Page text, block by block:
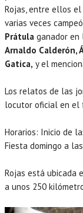
Rojas, entre ellos el
varias veces
Prátula ganador en
Arnaldo Calderón,
Gatica, y el
Los relatos de las
locutor oficial en el
Horarios: Inicio de
Fiesta domingo a
Rojas está ubicada
a unos 250